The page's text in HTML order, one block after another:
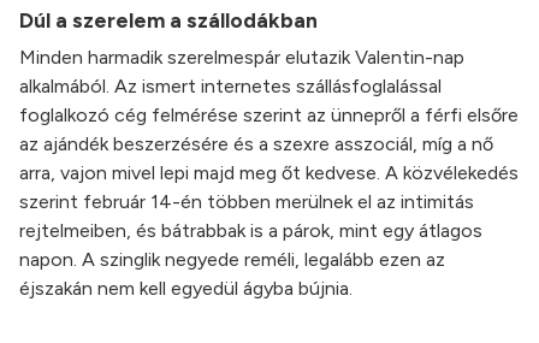
Dúl a szerelem a szállodákban
Minden harmadik szerelmespár elutazik Valentin-nap
alkalmából. Az ismert internetes szállásfoglalással
foglalkozó cég felmérése szerint az ünnepről a férfi elsőre
az ajándék beszerzésére és a szexre asszociál, míg a nő
arra, vajon mivel lepi majd meg őt kedvese. A közvélekedés
szerint február 14-én többen merülnek el az intimitás
rejtelmeiben, és bátrabbak is a párok, mint egy átlagos
napon. A szinglik negyede reméli, legalább ezen az
éjszakán nem kell egyedül ágyba bújnia.